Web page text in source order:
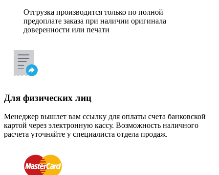
Отгрузка производится только по полной
предоплате заказа при наличии оригинала
доверенности или печати
Для физических лиц
Менеджер вышлет вам ссылку для оплаты счета банковской
картой через электронную кассу. Возможность наличного
расчета уточняйте у специалиста отдела продаж.